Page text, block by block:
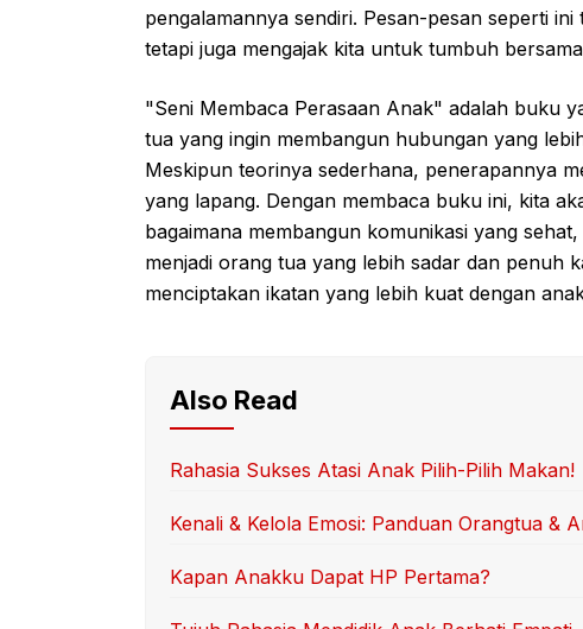
pengalamannya sendiri. Pesan-pesan seperti
tetapi juga mengajak kita untuk tumbuh
"Seni Membaca Perasaan Anak" adalah buku
tua yang ingin membangun hubungan yang
Meskipun teorinya sederhana, penerapannya
yang lapang. Dengan membaca buku ini, kita
bagaimana membangun komunikasi yang
menjadi orang tua yang lebih sadar dan penuh
menciptakan ikatan yang lebih kuat dengan
Also Read
Rahasia Sukses Atasi Anak Pilih-Pilih Makan!
Kenali & Kelola Emosi: Panduan Orangtua &
Kapan Anakku Dapat HP Pertama?